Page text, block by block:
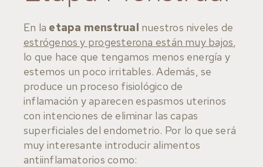
En la etapa menstrual nuestros niveles de
estrógenos y progesterona están muy bajos,
lo que hace que tengamos menos energía y
estemos un poco irritables. Además, se
produce un proceso fisiológico de
inflamación y aparecen espasmos uterinos
con intenciones de eliminar las capas
superficiales del endometrio. Por lo que será
muy interesante introducir alimentos
antiinflamatorios como: